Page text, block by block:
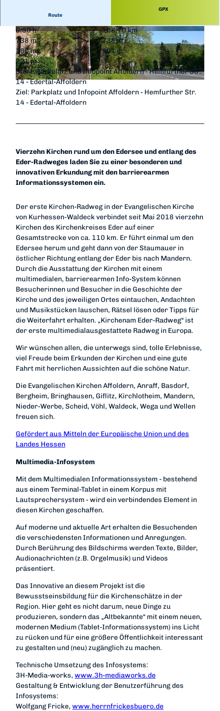
© Karuna Eckel, Eder-Radweg |CC0
© Heinrich Kowalski, Edersee | Deine Region: w
ild, bunt, gesund. |CC-BY-SA
© Heinrich Kowalski, Edersee | Deine Region: w
ild, bunt, gesund. | CC-BY-SA
Route
GPX
9:30 h
108,70 km
738 m
738 m
180 m
401 m
221 m
Start: Parkplatz und Infopoint Affoldern - Hemfurther Str.
14 - Edertal-Affoldern
Ziel: Parkplatz und Infopoint Affoldern - Hemfurther Str.
14 - Edertal-Affoldern
Vierzehn Kirchen rund um den Edersee und entlang des
Eder-Radweges laden Sie zu einer besonderen und
innovativen Erkundung mit den barrierearmen
Informationssystemen ein.
Der erste Kirchen-Radweg in der Evangelischen Kirche
von Kurhessen-Waldeck verbindet seit Mai 2018 vierzehn
Kirchen des Kirchenkreises Eder auf einer
Gesamtstrecke von ca. 110 km. Er führt einmal um den
Edersee herum und geht dann von der Staumauer in
östlicher Richtung entlang der Eder bis nach Mandern.
Durch die Ausstattung der Kirchen mit einem
multimedialen, barrierearmen Info-System können
Besucherinnen und Besucher in die Geschichte der
Kirche und des jeweiligen Ortes eintauchen, Andachten
und Musikstücken lauschen, Rätsel lösen oder Tipps für
die Weiterfahrt erhalten. „Kirchenam Eder-Radweg“ ist
der erste multimedialausgestattete Radweg in Europa.
Wir wünschen allen, die unterwegs sind, tolle Erlebnisse,
viel Freude beim Erkunden der Kirchen und eine gute
Fahrt mit herrlichen Aussichten auf die schöne Natur.
Die Evangelischen Kirchen Affoldern, Anraff, Basdorf,
Bergheim, Bringhausen, Giflitz, Kirchlotheim, Mandern,
Nieder-Werbe, Scheid, Vöhl, Waldeck, Wega und Wellen
freuen sich.
Gefördert aus Mitteln der Europäische Union und des
Landes Hessen
Multimedia-Infosystem
Mit dem Multimedialen Informationssystem - bestehend
aus einem Terminal-Tablet in einem Korpus mit
Lautsprechersystem - wird ein verbindendes Element in
diesen Kirchen geschaffen.
Auf moderne und aktuelle Art erhalten die Besuchenden
die verschiedensten Informationen und Anregungen.
Durch Berührung des Bildschirms werden Texte, Bilder,
Audionachrichten (z.B. Orgelmusik) und Videos
präsentiert.
Das Innovative an diesem Projekt ist die
Bewusstseinsbildung für die Kirchenschätze in der
Region. Hier geht es nicht darum, neue Dinge zu
produzieren, sondern das „Altbekannte“ mit einem neuen,
modernen Medium (Tablet-Informationssystem) ins Licht
zu rücken und für eine größere Öffentlichkeit interessant
zu gestalten und (neu) zugänglich zu machen.
Technische Umsetzung des Infosystems:
3H-Media-works, www.3h-mediaworks.de
Gestaltung & Entwicklung der Benutzerführung des
Infosystems:
Wolfgang Fricke, www.herrnfrickesbuero.de